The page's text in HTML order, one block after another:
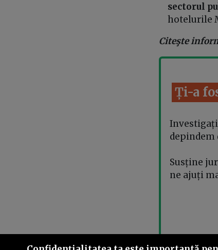
sectorul
hotelurile
Citeşte
Ți-a
depindem
Susține
ne ajuți